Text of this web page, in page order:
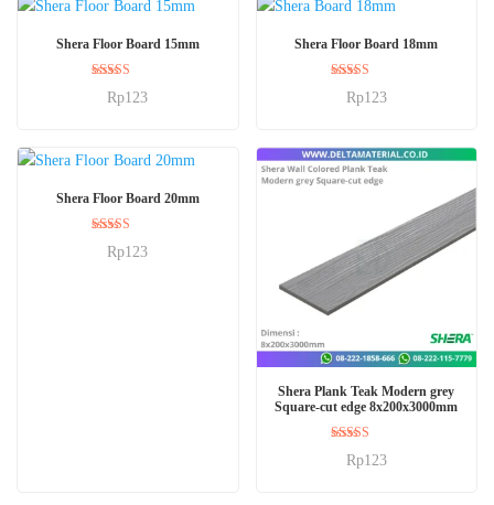
Shera Floor Board 15mm
Dinilai
5.00
Rp123
Shera Floor Board 18mm
Dinilai
5.00
Rp123
BELI SEKARANG
Shera Floor Board 20mm
Dinilai
5.00
Rp123
Shera Plank Teak Modern grey
Square-cut edge 8x200x3000mm
Dinilai
5.00
Rp123